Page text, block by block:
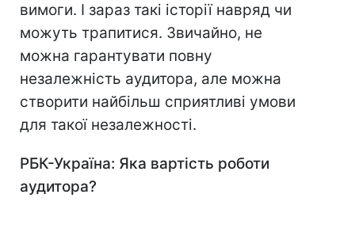
вимоги. І зараз такі історії навряд чи
можуть трапитися. Звичайно, не
можна гарантувати повну
незалежність аудитора, але можна
створити найбільш сприятливі умови
для такої незалежності.
РБК-Україна: Яка вартість роботи
аудитора?